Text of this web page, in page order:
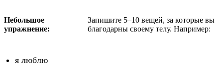
Небольшое
упражнение:
Запишите 5–10 вещей, за которые вы
благодарны своему телу. Например:
я люблю